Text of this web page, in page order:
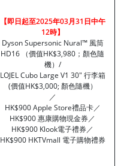
【即日起至2025年03月31日中午
12時】
Dyson Supersonic Nural™ 風筒
HD16 （價值HK$3,980；顏色隨
機）/
LOJEL Cubo Large V1 30" 行李箱
(價值HK$3,000; 顏色隨機）
／
HK$900 Apple Store禮品卡／
HK$900 惠康購物現金券／
HK$900 Klook電子禮券／
HK$900 HKTVmall 電子購物禮券